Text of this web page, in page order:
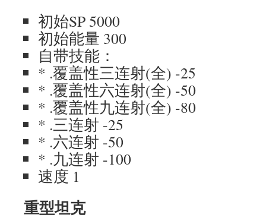
初始SP 5000
初始能量 300
自带技能：
* .覆盖性三连射(全) -25
* .覆盖性六连射(全) -50
* .覆盖性九连射(全) -80
* .三连射 -25
* .六连射 -50
* .九连射 -100
速度 1
重型坦克